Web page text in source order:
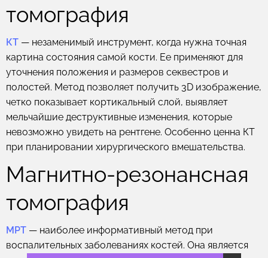
томография
КТ — незаменимый инструмент, когда нужна точная
картина состояния самой кости. Ее применяют для
уточнения положения и размеров секвестров и
полостей. Метод позволяет получить 3D изображение,
четко показывает кортикальный слой, выявляет
мельчайшие деструктивные изменения, которые
невозможно увидеть на рентгене. Особенно ценна КТ
при планировании хирургического вмешательства.
Магнитно-резонансная
томография
МРТ — наиболее информативный метод при
воспалительных заболеваниях костей. Она является